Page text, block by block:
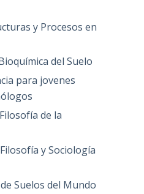
y Procesos en
del Suelo
para jovenes
de la
y Sociología
Suelos del Mundo